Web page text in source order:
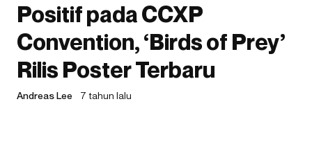
Positif pada CCXP
Convention, ‘Birds of Prey’
Rilis Poster Terbaru
Andreas Lee 7 tahun lalu